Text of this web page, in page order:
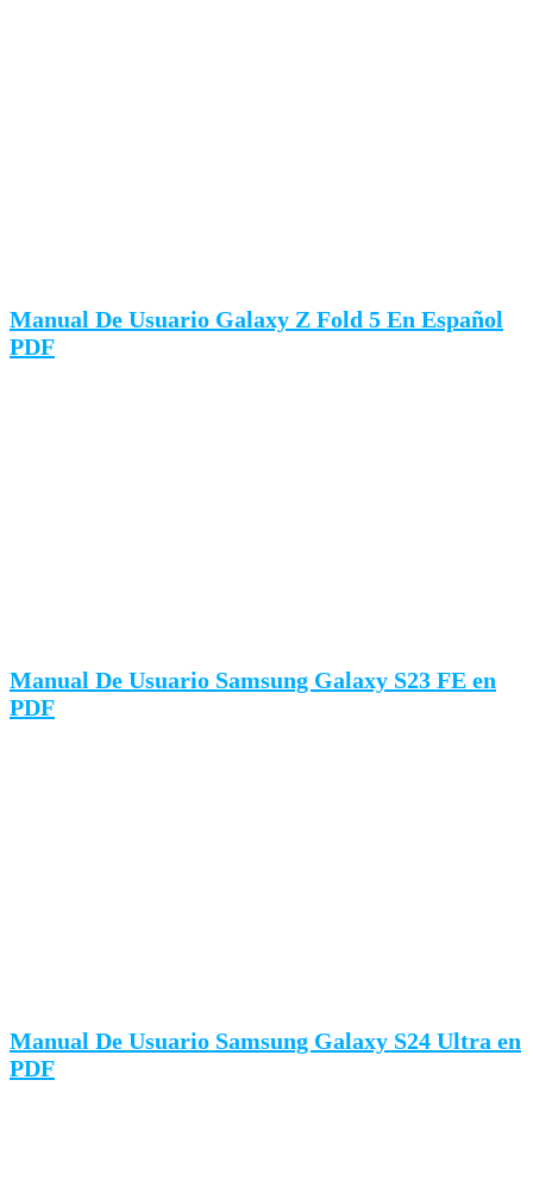
Manual De Usuario Galaxy Z Fold 5 En Español
PDF
Manual De Usuario Samsung Galaxy S23 FE en
PDF
Manual De Usuario Samsung Galaxy S24 Ultra en
PDF